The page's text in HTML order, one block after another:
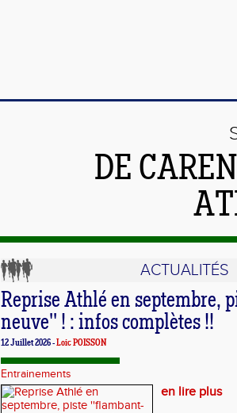
DE
ACTUALITÉS
Reprise Athlé en septembre,
neuve'' ! : infos complètes !!
12 Juillet 2026 -Loic POISSON
Entrainements
en lire plus